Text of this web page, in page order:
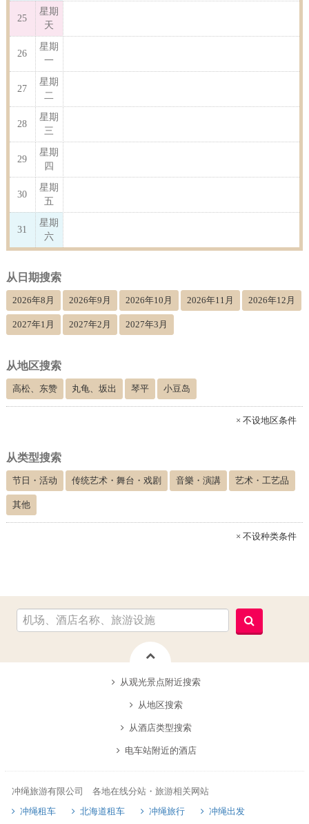
25
星期
天
26
星期
一
27
星期
二
28
星期
三
29
星期
四
30
星期
五
31
星期
六
从日期搜索
2026年8月 2026年9月 2026年10月 2026年11月 2026年12月
2027年1月 2027年2月 2027年3月
从地区搜索
高松、东赞 丸龟、坂出 琴平 小豆岛
× 不设地区条件
从类型搜索
节日・活动 传统艺术・舞台・戏剧 音樂・演講 艺术・工艺品
其他
× 不设种类条件
从观光景点附近搜索
从地区搜索
从酒店类型搜索
电车站附近的酒店
冲绳旅游有限公司 各地在线分站・旅游相关网站
冲绳租车
北海道租车 冲绳旅行 冲绳出发